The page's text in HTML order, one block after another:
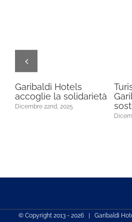
Garibaldi Hotels
accoglie la solidarietà
Dicembre 22nd, 2025
© Copyright 2013 - 2026 | Garibaldi